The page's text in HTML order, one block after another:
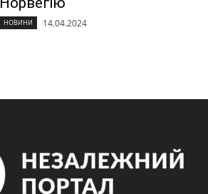
НОВИНИ 14.04.2024